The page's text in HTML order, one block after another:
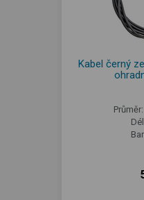
Kabel černý